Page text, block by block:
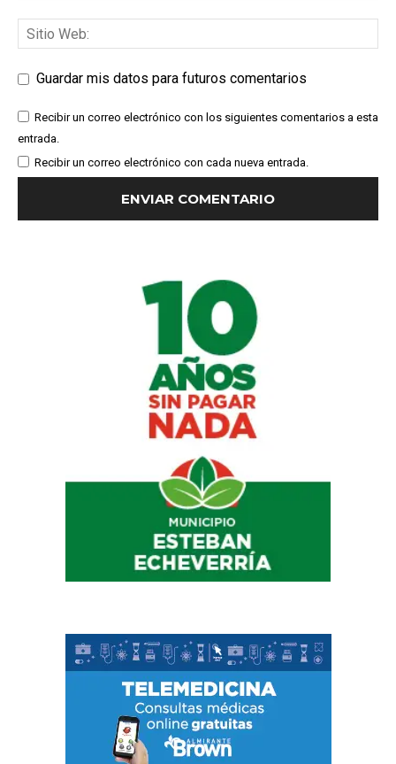
Guardar mis datos para futuros comentarios
Recibir un correo electrónico con los siguientes comentarios a esta
entrada.
Recibir un correo electrónico con cada nueva entrada.